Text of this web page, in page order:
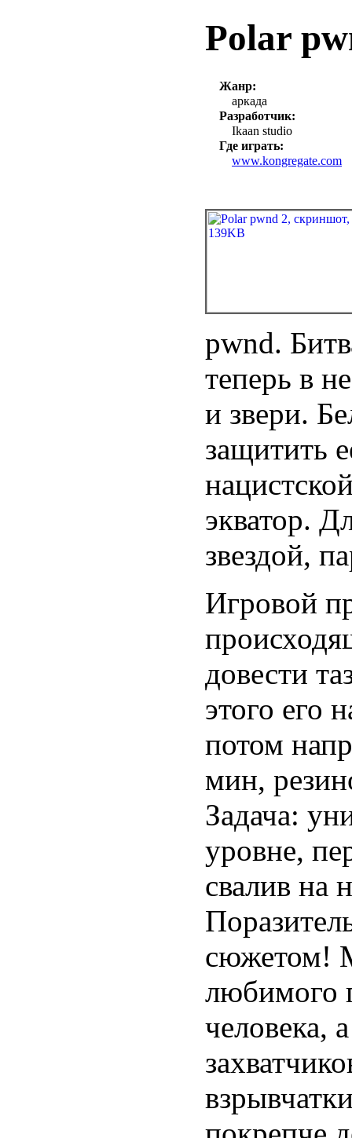
Polar
Жанр:
аркада
Разработчик:
Ikaan studio
Где играть:
www.kongregate.com
pwnd.
теперь в
и звери.
защитить
экватор.
звездой,
Игровой
довести
этого его
потом
мин,
Задача:
уровне,
свалив на
сюжетом!
любимого
человека,